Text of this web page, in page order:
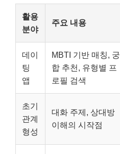
활용
분야
주요 내용
데이
팅
앱
MBTI 기반 매칭, 궁
합 추천, 유형별 프
로필 검색
초기
관계
형성
대화 주제, 상대방
이해의 시작점